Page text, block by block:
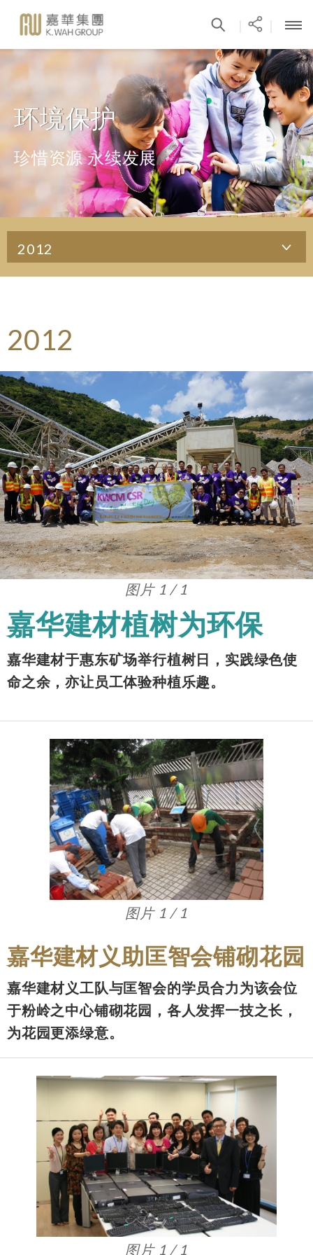
环境保护
珍惜资源 永续发展
2012
2012
图片 1 / 1
嘉华建材植树为环保
嘉华建材于惠东矿场举行植树日，实践绿色使
命之余，亦让员工体验种植乐趣。
图片 1 / 1
嘉华建材义助匡智会铺砌花园
嘉华建材义工队与匡智会的学员合力为该会位
于粉岭之中心铺砌花园，各人发挥一技之长，
为花园更添绿意。
图片 1 / 1